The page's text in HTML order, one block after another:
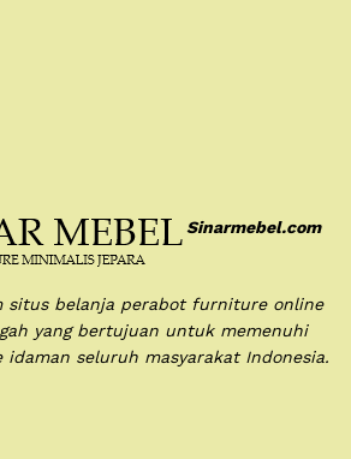
Sinarmebel.com
situs belanja perabot furniture online
yang bertujuan untuk memenuhi
seluruh masyarakat Indonesia.